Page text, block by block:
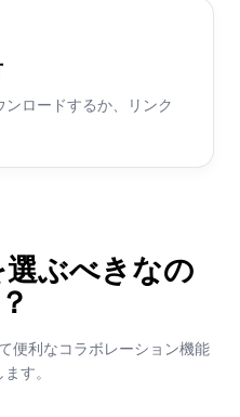
ロードするか、リンク
ぶべきなの
便利なコラボレーション機能
す。